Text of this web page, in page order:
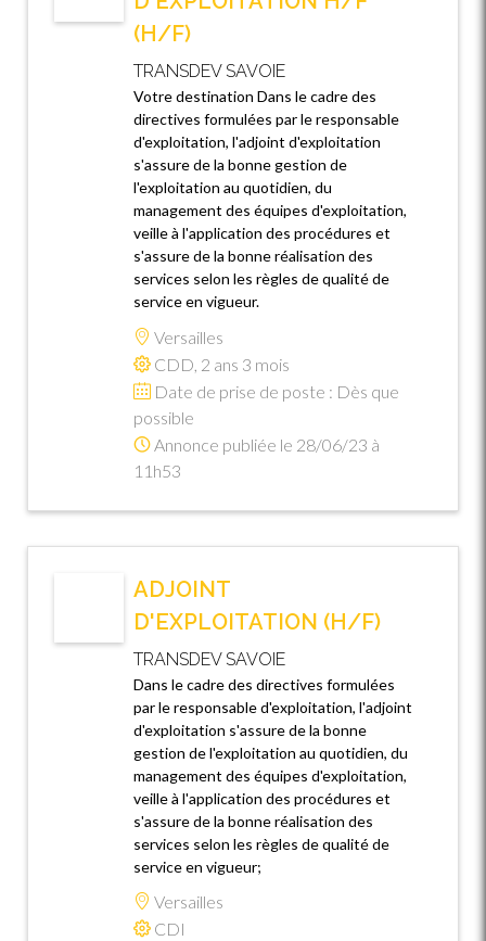
(H/F)
TRANSDEV SAVOIE
Votre destination Dans le cadre des
directives formulées par le responsable
d'exploitation, l'adjoint d'exploitation
s'assure de la bonne gestion de
l'exploitation au quotidien, du
management des équipes d'exploitation,
veille à l'application des procédures et
s'assure de la bonne réalisation des
services selon les règles de qualité de
service en vigueur.
Versailles
CDD, 2 ans 3 mois
Date de prise de poste : Dès que
possible
Annonce publiée le 28/06/23 à
11h53
ADJOINT
D'EXPLOITATION (H/F)
TRANSDEV SAVOIE
Dans le cadre des directives formulées
par le responsable d'exploitation, l'adjoint
d'exploitation s'assure de la bonne
gestion de l'exploitation au quotidien, du
management des équipes d'exploitation,
veille à l'application des procédures et
s'assure de la bonne réalisation des
services selon les règles de qualité de
service en vigueur;
Versailles
CDI